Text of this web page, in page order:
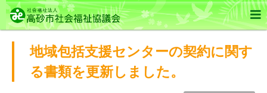

地域包括支援センターの契約に関す
る書類を更新しました。